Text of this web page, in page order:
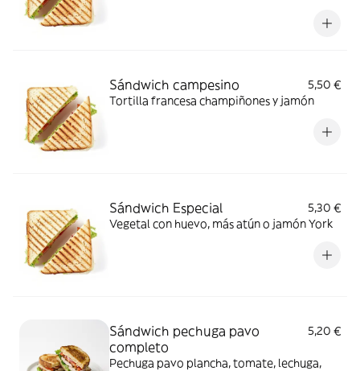
Sándwich campesino
5,50 €
Tortilla francesa champiñones y jamón
Sándwich Especial
5,30 €
Vegetal con huevo, más atún o jamón York
Sándwich pechuga pavo
completo
5,20 €
Pechuga pavo plancha, tomate, lechuga,